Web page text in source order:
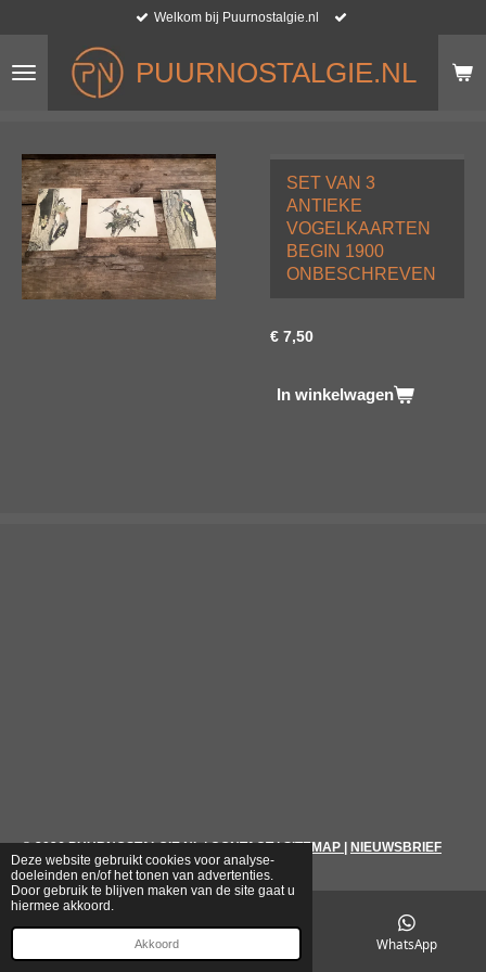
Deze website gebruikt cookies voor analyse-
doeleinden en/of het tonen van advertenties.
Door gebruik te blijven maken van de site gaat u
hiermee akkoord.
Akkoord
naar
hoofdinhoud
PUURNOSTALGIE.NL
Welkom bij Puurnostalgie.nl
SET VAN 3
ANTIEKE
VOGELKAARTEN
BEGIN 1900
ONBESCHREVEN
€ 7,50
In winkelwagen
© 2026 PUURNOSTALGIE.NL|CONTACT|SITEMAP NIEUWSBRIEF
WhatsApp